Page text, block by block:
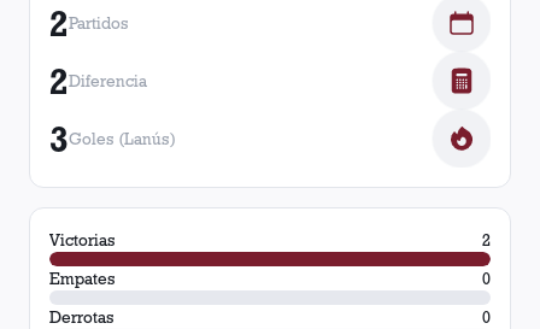
2Partidos
2Diferencia
3Goles (Lanús)
Victorias
2
Empates
0
Derrotas
0